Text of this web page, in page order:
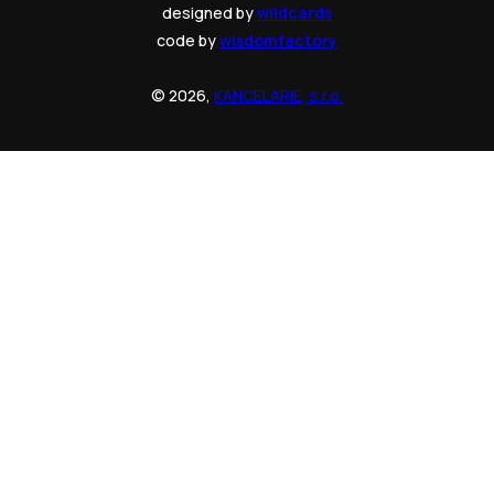
designed bywildcards
code bywisdomfactory
© 2026, KANCELARIE, s.r.o.